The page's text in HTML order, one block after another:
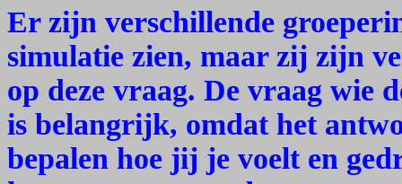
Er zijn verschillende
simulatie zien, maar zij zijn
op deze vraag. De vraag wie
is belangrijk, omdat het
bepalen hoe jij je voelt en